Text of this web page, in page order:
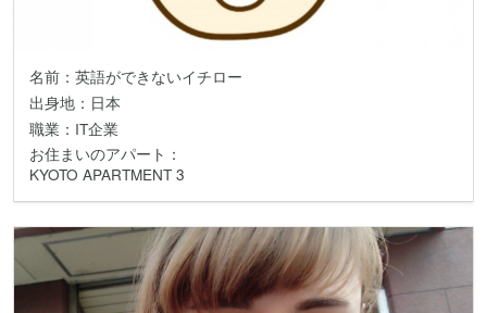
名前：英語ができないイチロー
出身地：日本
職業：IT企業
お住まいのアパート：
KYOTO APARTMENT 3